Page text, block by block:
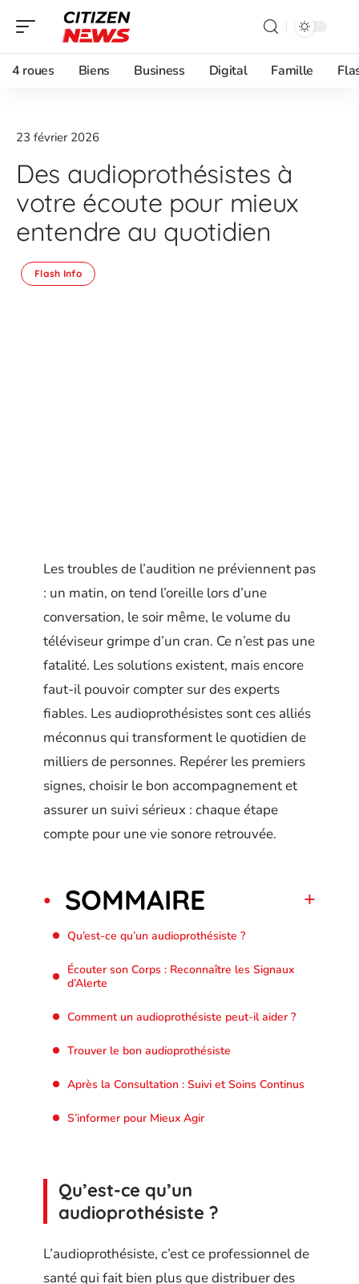
4 roues Biens Business Digital Famille
23 février 2026
Des audioprothésistes à
votre écoute pour mieux
entendre au quotidien
Flash Info
Les troubles de l’audition ne préviennent pas
: un matin, on tend l’oreille lors d’une
conversation, le soir même, le volume du
téléviseur grimpe d’un cran. Ce n’est pas une
fatalité. Les solutions existent, mais encore
faut-il pouvoir compter sur des experts
fiables. Les audioprothésistes sont ces alliés
méconnus qui transforment le quotidien de
milliers de personnes. Repérer les premiers
signes, choisir le bon accompagnement et
assurer un suivi sérieux : chaque étape
compte pour une vie sonore retrouvée.
SOMMAIRE
Qu’est-ce qu’un audioprothésiste ?
Écouter son Corps : Reconnaître les Signaux
d’Alerte
Comment un audioprothésiste peut-il aider ?
Trouver le bon audioprothésiste
Après la Consultation : Suivi et Soins Continus
S’informer pour Mieux Agir
Qu’est-ce qu’un
audioprothésiste ?
L’audioprothésiste, c’est ce professionnel de
santé qui fait bien plus que distribuer des